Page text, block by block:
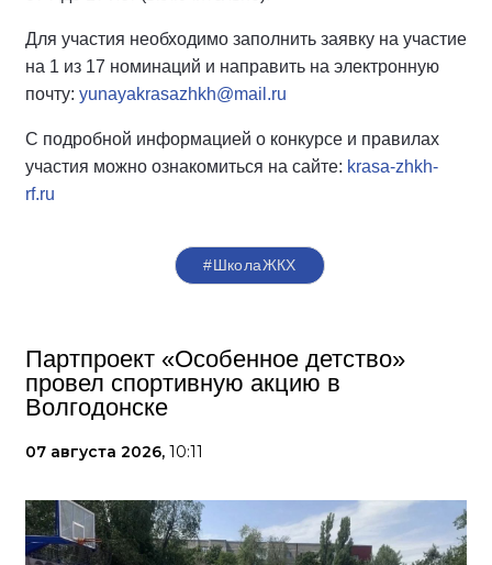
Для участия необходимо заполнить заявку на участие
на 1 из 17 номинаций и направить на электронную
почту: yunayakrasazhkh@mail.ru
С подробной информацией о конкурсе и правилах
участия можно ознакомиться на сайте: krasa-zhkh-
rf.ru
#ШколаЖКХ
Партпроект «Особенное детство»
провел спортивную акцию в
Волгодонске
07 августа 2026, 10:11